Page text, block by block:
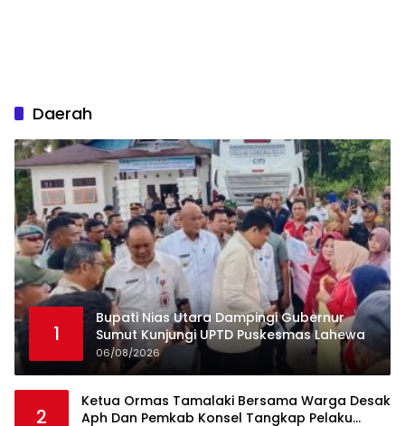
Daerah
1
Bupati Nias Utara Dampingi Gubernur
Sumut Kunjungi UPTD Puskesmas Lahewa
06/08/2026
2
Ketua Ormas Tamalaki Bersama Warga Desak
Aph Dan Pemkab Konsel Tangkap Pelaku